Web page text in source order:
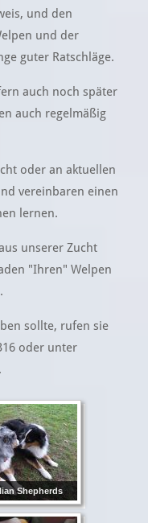
und den
und der
guter Ratschläge.
auch noch später
auch regelmäßig
oder an aktuellen
vereinbaren einen
lernen.
unserer Zucht
"Ihren" Welpen
sollte, rufen sie
oder unter
Shepherds